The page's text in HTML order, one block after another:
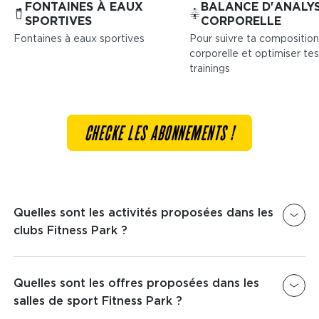
FONTAINES À EAUX
SPORTIVES
Fontaines à eaux sportives
BALANCE
CORPORELLE
Pour suivre ta composition
corporelle et optimiser tes
trainings
CHECKE LES ABONNEMENTS !
Quelles sont les activités proposées dans les
clubs Fitness Park ?
un espaceMusculation,Cardio&Cross-Training
afin que tu puisses venir t'entraîner dans les
Quelles sont les offres proposées dans les
salles de sport Fitness Park ?